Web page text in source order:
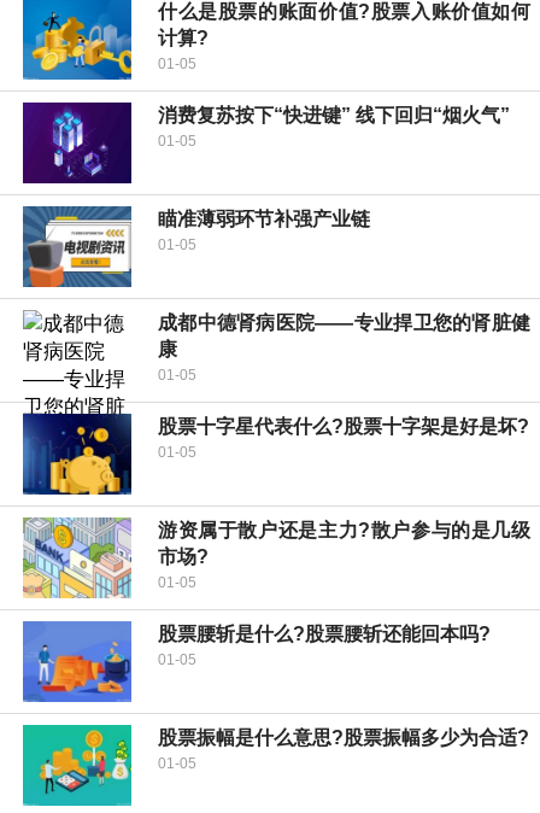
什么是股票的账面价值?股票入账价值如何
计算?
01-05
消费复苏按下“快进键” 线下回归“烟火气”
01-05
瞄准薄弱环节补强产业链
01-05
成都中德肾病医院——专业捍卫您的肾脏健
康
01-05
股票十字星代表什么?股票十字架是好是坏?
01-05
游资属于散户还是主力?散户参与的是几级
市场?
01-05
股票腰斩是什么?股票腰斩还能回本吗?
01-05
股票振幅是什么意思?股票振幅多少为合适?
01-05